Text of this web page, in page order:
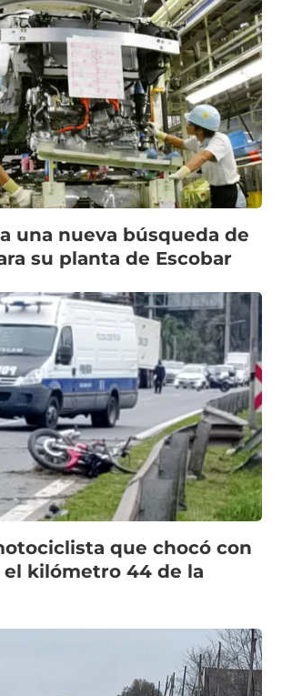
una nueva búsqueda de
su planta de Escobar
que chocó con
kilómetro 44 de la